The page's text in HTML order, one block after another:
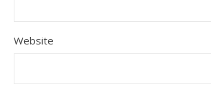
Website